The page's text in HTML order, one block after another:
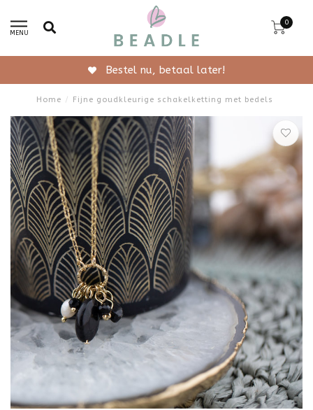
MENU
0
Bestel nu, betaal later!
Home / Fijne goudkleurige schakelketting met bedels